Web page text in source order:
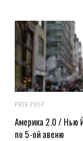
PREV POST
Америка 2.0 / Нью
по 5-ой авеню